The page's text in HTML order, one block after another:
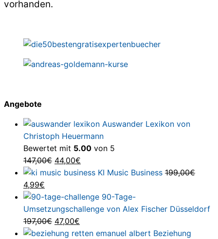
vorhanden.
Angebote
Auswander Lexikon von
Christoph Heuermann
Bewertet mit 5.00 von 5
147,00€ Ursprünglicher
Preis
147,00€
44,00€
Preis
44,00€.
KI Music Business 199,00€
Ursprünglicher
Preis
war:
199,00€
4,99€
Preis
ist:
4,99€.
90-Tage-
Umsetzungschallenge von Alex Fischer Düsseldorf
197,00€ Ursprünglicher
Preis
47,00€
Preis
Beziehung